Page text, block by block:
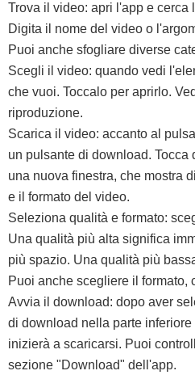
Trova il video: apri l'app e cerca
Digita il nome del video o
Puoi anche sfogliare diverse
Scegli il video: quando vedi
che vuoi. Toccalo per aprirlo.
riproduzione.
Scarica il video: accanto al
un pulsante di download. Tocca
una nuova finestra, che mostra
e il formato del video.
Seleziona qualità e formato:
Una qualità più alta significa
più spazio. Una qualità più
Puoi anche scegliere il formato,
Avvia il download: dopo aver
di download nella parte
inizierà a scaricarsi. Puoi
sezione "Download" dell'app.